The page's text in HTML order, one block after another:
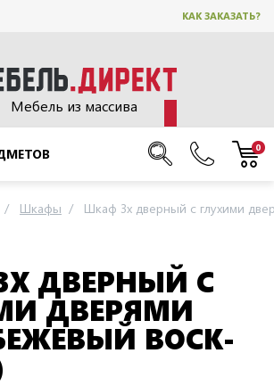
КАК ЗАКАЗАТЬ?
Мебель из массива
0
Шкафы Шкаф 3х дверный с глухими
ДВЕРНЫЙ С
ДВЕРЯМИ
ВОСК-